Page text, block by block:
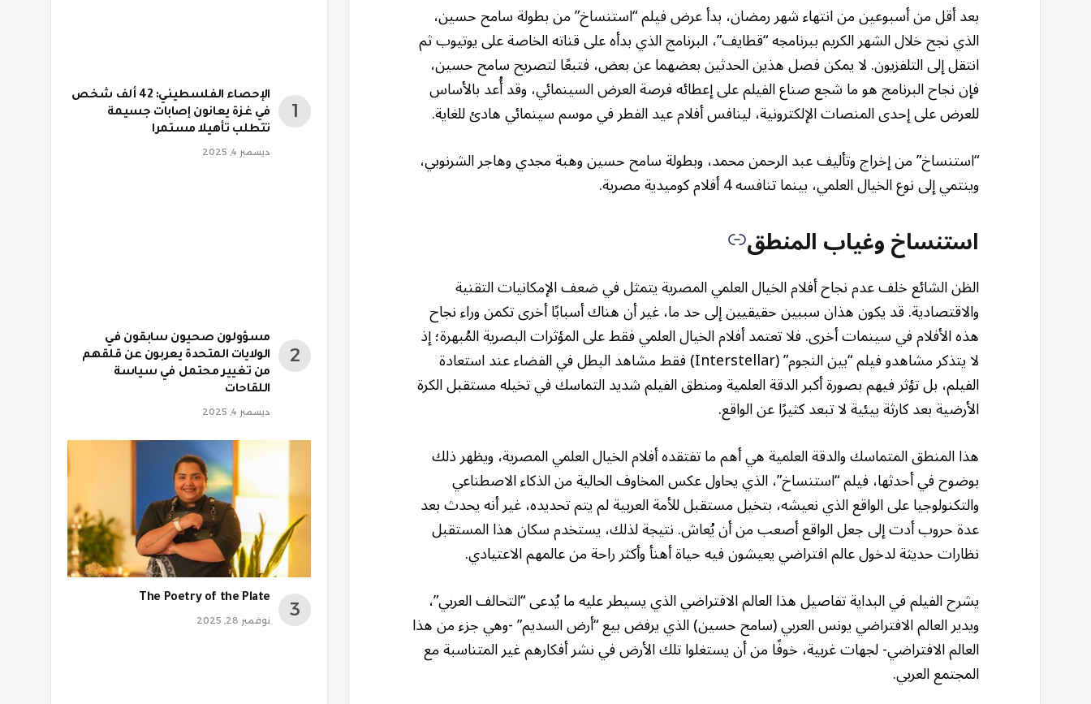
بعد أقل من أسبوعين من انتهاء شهر رمضان، بدأ عرض فيلم “استنساخ” من بطولة سامح حسين،
الذي نجح خلال الشهر الكريم ببرنامجه “قطايف”، البرنامج الذي بدأه على قناته الخاصة على يوتيوب ثم
انتقل إلى التلفزيون. لا يمكن فصل هذين الحدثين بعضهما عن بعض، فتبعًا لتصريح سامح حسين،
فإن نجاح البرنامج هو ما شجع صناع الفيلم على إعطائه فرصة العرض السينمائي، وقد أُعد بالأساس
للعرض على إحدى المنصات الإلكترونية، لينافس أفلام عيد الفطر في موسم سينمائي هادئ للغاية.
“استنساخ” من إخراج وتأليف عبد الرحمن محمد، وبطولة سامح حسين وهبة مجدي وهاجر الشرنوبي،
وينتمي إلى نوع الخيال العلمي، بينما تنافسه 4 أفلام كوميدية مصرية.
استنساخ وغياب المنطق
الظن الشائع خلف عدم نجاح أفلام الخيال العلمي المصرية يتمثل في ضعف الإمكانيات التقنية
والاقتصادية. قد يكون هذان سببين حقيقيين إلى حد ما، غير أن هناك أسبابًا أخرى تكمن وراء نجاح
هذه الأفلام في سينمات أخرى. فلا تعتمد أفلام الخيال العلمي فقط على المؤثرات البصرية المُبهرة؛ إذ
لا يتذكر مشاهدو فيلم “بين النجوم” (Interstellar) فقط مشاهد البطل في الفضاء عند استعادة
الفيلم، بل تؤثر فيهم بصورة أكبر الدقة العلمية ومنطق الفيلم شديد التماسك في تخيله مستقبل الكرة
الأرضية بعد كارثة بيئية لا تبعد كثيرًا عن الواقع.
هذا المنطق المتماسك والدقة العلمية هي أهم ما تفتقده أفلام الخيال العلمي المصرية، ويظهر ذلك
بوضوح في أحدثها، فيلم “استنساخ”، الذي يحاول عكس المخاوف الحالية من الذكاء الاصطناعي
والتكنولوجيا على الواقع الذي نعيشه، بتخيل مستقبل للأمة العربية لم يتم تحديده، غير أنه يحدث بعد
عدة حروب أدت إلى جعل الواقع أصعب من أن يُعاش. نتيجة لذلك، يستخدم سكان هذا المستقبل
نظارات حديثة لدخول عالم افتراضي يعيشون فيه حياة أهنأ وأكثر راحة من عالمهم الاعتيادي.
يشرح الفيلم في البداية تفاصيل هذا العالم الافتراضي الذي يسيطر عليه ما يُدعى “التحالف العربي”،
ويدير العالم الافتراضي يونس العربي (سامح حسين) الذي يرفض بيع “أرض السديم” -وهي جزء من هذا
العالم الافتراضي- لجهات غربية، خوفًا من أن يستغلوا تلك الأرض في نشر أفكارهم غير المتناسبة مع
المجتمع العربي.
الإحصاء الفلسطيني: 42 ألف شخص
في غزة يعانون إصابات جسيمة
تتطلب تأهيلا مستمرا
ديسمبر 4, 2025
مسؤولون صحيون سابقون في
الولايات المتحدة يعربون عن قلقهم
من تغيير محتمل في سياسة
اللقاحات
ديسمبر 4, 2025
The Poetry of the Plate
نوفمبر 28, 2025